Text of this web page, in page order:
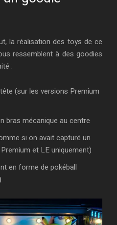
la réalisation des toys de ce
ressemblent à des goodies
:
(sur les versions Premium
bras mécanique au centre
si on avait capturé un
et LE uniquement)
en forme de pokéball